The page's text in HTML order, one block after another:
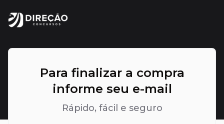
Para finalizar a compra
informe seu e-mail
Rápido, fácil e seguro